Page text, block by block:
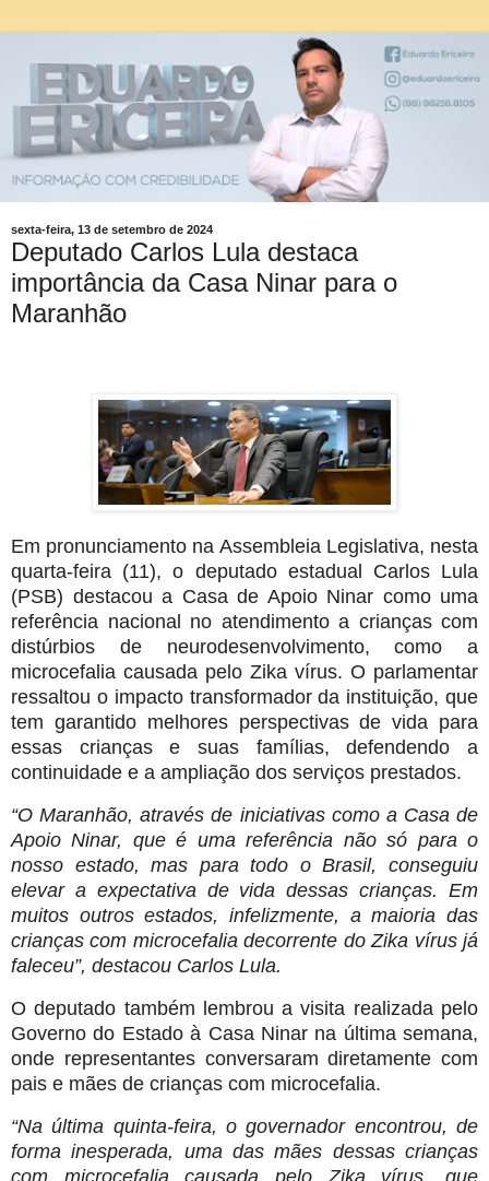
sexta-feira, 13 de setembro de 2024
Deputado Carlos Lula destaca
importância da Casa Ninar para o
Maranhão
Em pronunciamento na Assembleia Legislativa, nesta
quarta-feira (11), o deputado estadual Carlos Lula
(PSB) destacou a Casa de Apoio Ninar como uma
referência nacional no atendimento a crianças com
distúrbios de neurodesenvolvimento, como a
microcefalia causada pelo Zika vírus. O parlamentar
ressaltou o impacto transformador da instituição, que
tem garantido melhores perspectivas de vida para
essas crianças e suas famílias, defendendo a
continuidade e a ampliação dos serviços prestados.
“O Maranhão, através de iniciativas como a Casa de
Apoio Ninar, que é uma referência não só para o
nosso estado, mas para todo o Brasil, conseguiu
elevar a expectativa de vida dessas crianças. Em
muitos outros estados, infelizmente, a maioria das
crianças com microcefalia decorrente do Zika vírus já
faleceu”, destacou Carlos Lula.
O deputado também lembrou a visita realizada pelo
Governo do Estado à Casa Ninar na última semana,
onde representantes conversaram diretamente com
pais e mães de crianças com microcefalia.
“Na última quinta-feira, o governador encontrou, de
forma inesperada, uma das mães dessas crianças
com microcefalia causada pelo Zika vírus, que